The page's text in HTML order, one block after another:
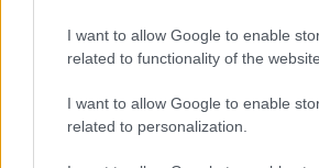
I want to allow Google to enable
related to functionality of the
I want to allow Google to enable
related to personalization.